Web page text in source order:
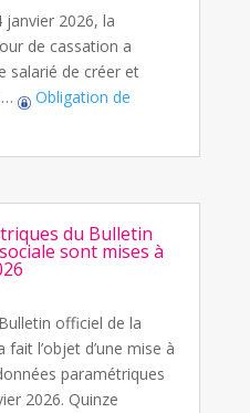
janvier 2026, la
de cassation a
salarié de créer et
…
Obligation de
du Bulletin
sont mises à
officiel de la
fait l’objet d’une mise à
paramétriques
2026. Quinze